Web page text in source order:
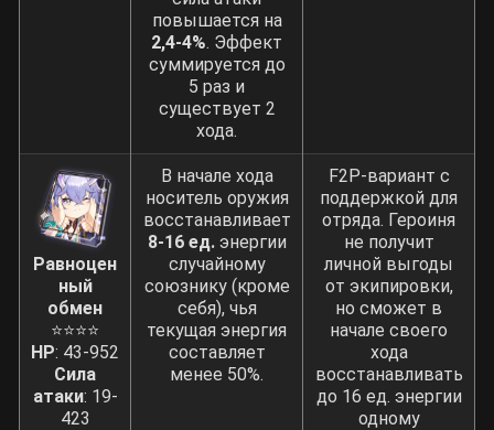
повышается на
2,4-4%. Эффект
суммируется до
5 раз и
существует 2
хода.
Равноцен
ный
обмен
⭐⭐⭐⭐
HP: 43-952
Сила
атаки: 19-
423
В начале хода
носитель оружия
восстанавливает
8-16 ед.энергии
случайному
союзнику (кроме
себя), чья
текущая энергия
составляет
менее 50%.
F2P-вариант с
поддержкой для
отряда. Героиня
не получит
личной выгоды
от экипировки,
но сможет в
начале своего
хода
восстанавливать
до 16 ед. энергии
одному